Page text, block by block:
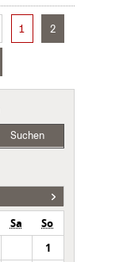
1 2
Suchen
Sa
So
1